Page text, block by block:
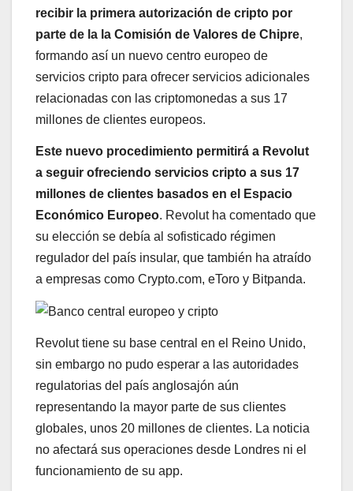
recibir la primera autorización de cripto por
parte de la la Comisión de Valores de Chipre,
formando así un nuevo centro europeo de
servicios cripto para ofrecer servicios adicionales
relacionadas con las criptomonedas a sus 17
millones de clientes europeos.
Este nuevo procedimiento permitirá a Revolut
a seguir ofreciendo servicios cripto a sus 17
millones de clientes basados en el Espacio
Económico Europeo. Revolut ha comentado que
su elección se debía al sofisticado régimen
regulador del país insular, que también ha atraído
a empresas como Crypto.com, eToro y Bitpanda.
Revolut tiene su base central en el Reino Unido,
sin embargo no pudo esperar a las autoridades
regulatorias del país anglosajón aún
representando la mayor parte de sus clientes
globales, unos 20 millones de clientes. La noticia
no afectará sus operaciones desde Londres ni el
funcionamiento de su app.